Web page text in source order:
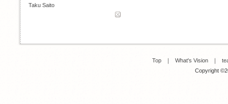
Taku Saito
Top ｜ What's Vision ｜
Copyright